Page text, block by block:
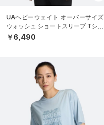
UAヘビーウェイト オーバーサイズ
ウォッシュ ショートスリーブ Tシャ
ツ（ライフスタイル/MEN）
￥6,490